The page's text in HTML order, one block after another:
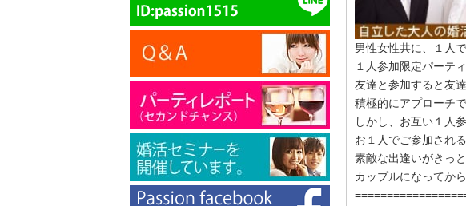
男性女性共に、１人
１人参加限定パーテ
友達と参加すると友
積極的にアプローチ
しかし、お互い１人
お１人でご参加され
素敵な出逢いがきっと
カップルになってか